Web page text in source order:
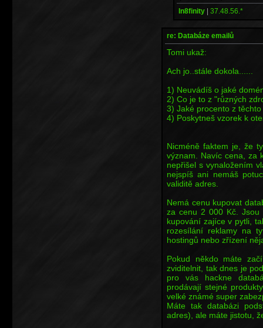
In8finity | 37.48.56.*
re: Databáze emailů
Tomi ukaž:
Ach jo..stále dokola......
1) Neuvádíš o jaké
2) Co je to z "různých
3) Jaké procento z
4) Poskytneš vzorek k
Nicméně faktem je, že
význam. Navíc cena, za
nepřišel s vynaložením
nejspíš ani nemáš
validitě adres.
Nemá cenu kupovat
za cenu 2 000 Kč. Jsou
kupování zajíce v pytli,
rozesílání reklamy na
hostingů nebo zřízení
Pokud někdo máte
zviditelnit, tak dnes je
pro vás hackne
prodávají stejné
velké známé super
Máte tak databázi
adres), ale máte jistotu,